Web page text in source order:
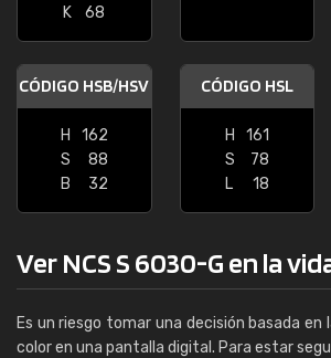
K
68
CÓDIGO HSB/HSV
H
162
S
88
B
32
CÓDIGO HSL
H
161
S
78
L
18
Ver NCS S 6030-G en la
Es un riesgo tomar una decisión basada en
color en una pantalla digital. Para estar